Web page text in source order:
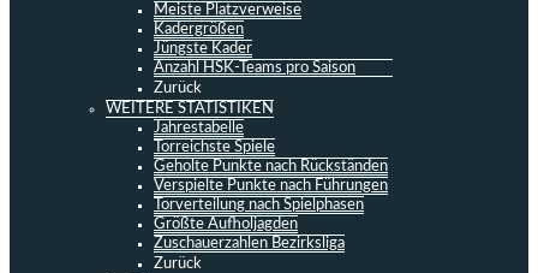
Meiste Platzverweise
Kadergrößen
Jüngste Kader
Anzahl HSK-Teams pro Saison
Zurück
WEITERE STATISTIKEN
Jahrestabelle
Torreichste Spiele
Geholte Punkte nach Rückständen
Verspielte Punkte nach Führungen
Torverteilung nach Spielphasen
Größte Aufholjagden
Zuschauerzahlen Bezirksliga
Zurück